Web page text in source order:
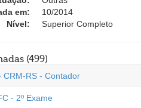
em:
10/2014
Nível:
Superior Completo
(499)
CRM-RS - Contador
- 2º Exame